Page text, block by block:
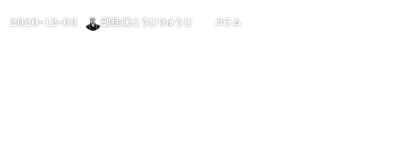
2020-12-03
著
副住職こうじりゅうじ カテゴリー
コラム